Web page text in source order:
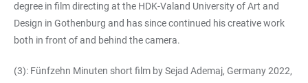
degree in film directing at the HDK-Valand University of Art and
Design in Gothenburg and has since continued his creative work
both in front of and behind the camera.
(3): Fünfzehn Minuten short film by Sejad Ademaj, Germany 2022,